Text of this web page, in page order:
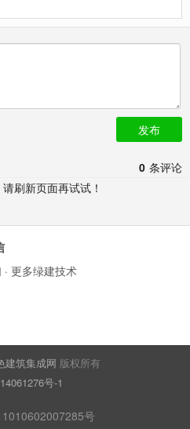
发布
0 条评论
刷新页面再试试！
· 更多绿建技术
建筑集成网 版权所有
号-1
号